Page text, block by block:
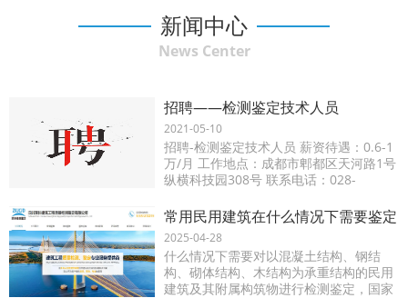
新闻中心
News Center
招聘——检测鉴定技术人员
2021-05-10
招聘-检测鉴定技术人员 薪资待遇：0.6-1
万/月 工作地点：成都市郫都区天河路1号
纵横科技园308号 联系电话：028-
709604474@qq.com
常用民用建筑在什么情况下需要鉴定
2025-04-28
什么情况下需要对以混凝土结构、钢结
构、砌体结构、木结构为承重结构的民用
建筑及其附属构筑物进行检测鉴定，国家